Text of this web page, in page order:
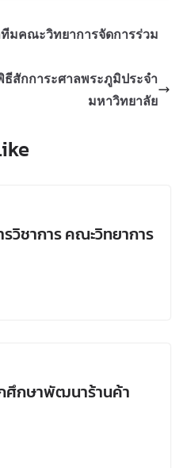
มคณะวิทยาการจัดการร่วม
สักการะศาลพระภูมิประจำ
มหาวิทยาลัย
วิชาการ คณะวิทยาการ
ศึกษาพัฒนาร้านค้า